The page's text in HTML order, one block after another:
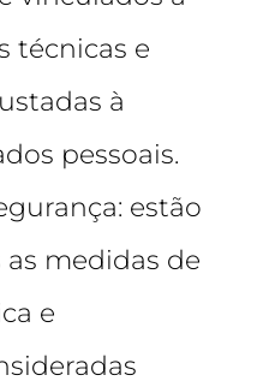
técnicas e
à
pessoais.
estão
medidas de
e